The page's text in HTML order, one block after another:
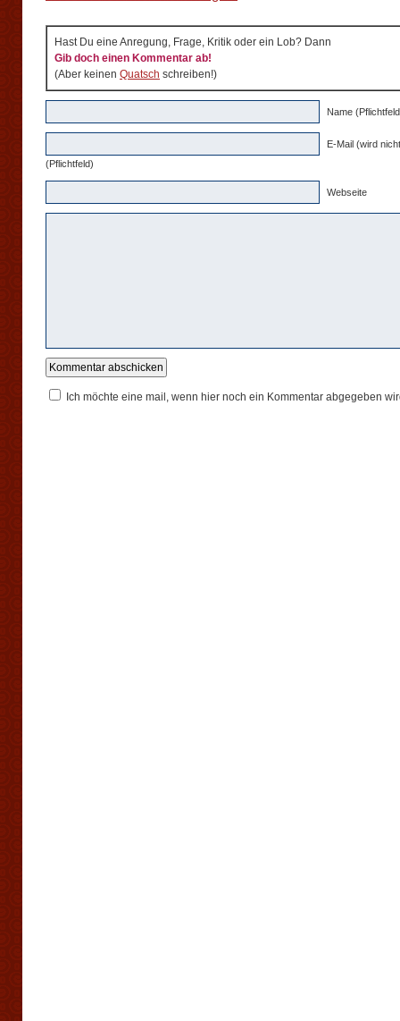
Hast Du eine Anregung, Frage, Kritik oder ein Lob? Dann
Gib doch einen Kommentar ab!
(Aber keinen Quatsch schreiben!)
Name
E-Mail (wird
(Pflichtfeld)
Webseite
Ich möchte eine mail, wenn hier noch ein Kommentar abgegeben